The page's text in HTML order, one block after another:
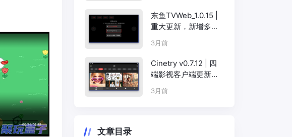
东鱼TVWeb_1.0.15 |
重大更新，新增多线
路换源和远程安装功
能
3月前
Cinetry v0.7.12 | 四
端影视客户端更新，
Android+iOS+macO
S+Windows
3月前
文章目录